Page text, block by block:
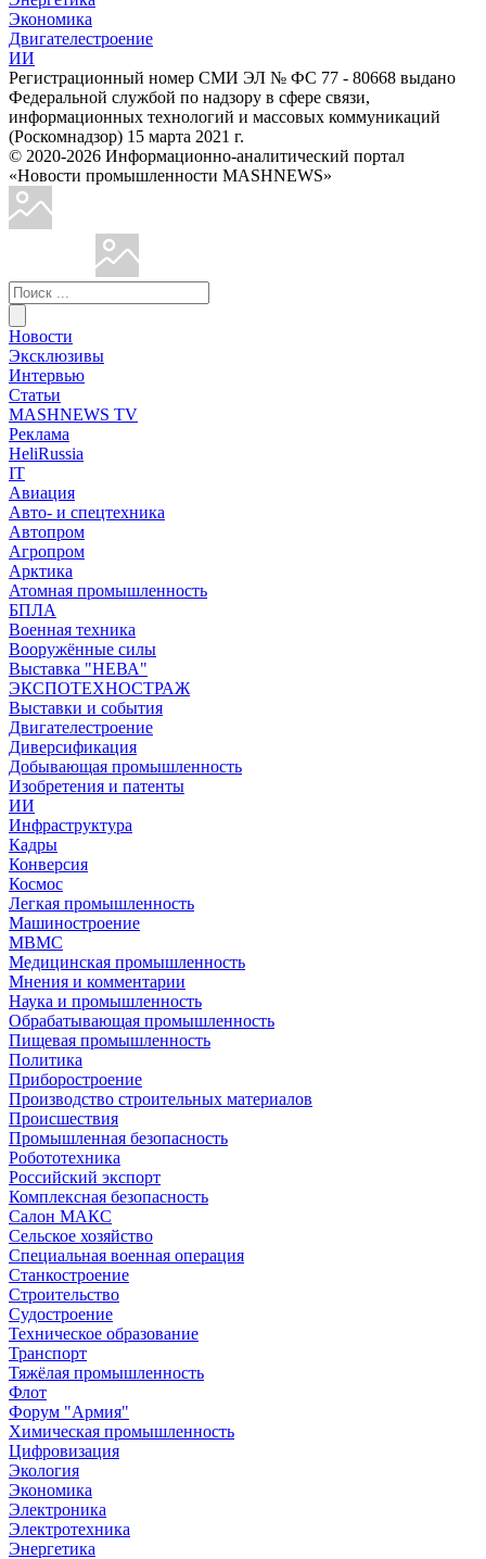
Экономика
Двигателестроение
ИИ
Регистрационный номер СМИ ЭЛ № ФС 77 - 80668 выдано
Федеральной службой по надзору в сфере связи,
информационных технологий и массовых коммуникаций
(Роскомнадзор) 15 марта 2021 г.
© 2020-2026 Информационно-аналитический портал
«Новости промышленности MASHNEWS»
Новости
Эксклюзивы
Интервью
Статьи
MASHNEWS TV
Реклама
HeliRussia
IT
Авиация
Авто- и спецтехника
Автопром
Агропром
Арктика
Атомная промышленность
БПЛА
Военная техника
Вооружённые силы
Выставка "НЕВА"
ЭКСПОТЕХНОСТРАЖ
Выставки и события
Двигателестроение
Диверсификация
Добывающая промышленность
Изобретения и патенты
ИИ
Инфраструктура
Кадры
Конверсия
Космос
Легкая промышленность
Машиностроение
МВМС
Медицинская промышленность
Мнения и комментарии
Наука и промышленность
Обрабатывающая промышленность
Пищевая промышленность
Политика
Приборостроение
Производство строительных материалов
Происшествия
Промышленная безопасность
Робототехника
Российский экспорт
Комплексная безопасность
Салон МАКС
Сельское хозяйство
Специальная военная операция
Станкостроение
Строительство
Судостроение
Техническое образование
Транспорт
Тяжёлая промышленность
Флот
Форум "Армия"
Химическая промышленность
Цифровизация
Экология
Экономика
Электроника
Электротехника
Энергетика